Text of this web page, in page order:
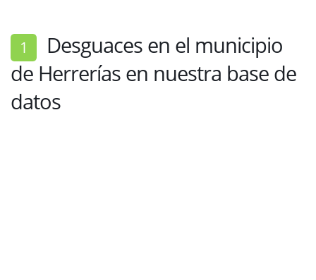
1 Desguaces en el municipio
de Herrerías en nuestra base de
datos